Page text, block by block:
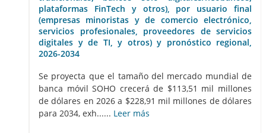
plataformas FinTech y otros), por usuario final
(empresas minoristas y de comercio electrónico,
servicios profesionales, proveedores de servicios
digitales y de TI, y otros) y pronóstico regional,
2026-2034
Se proyecta que el tamaño del mercado mundial de
banca móvil SOHO crecerá de $113,51 mil millones
de dólares en 2026 a $228,91 mil millones de dólares
para 2034, exh...... Leer más